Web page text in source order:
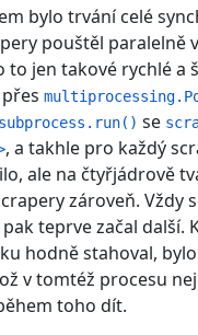
bylo trvání celé
pouštěl paralelně
to jen takové rychlé a
subprocess.run() se
, a takhle pro každý
ale na čtyřjádrově
zároveň. Vždy
teprve začal další.
hodně stahoval,
v tomtéž procesu
toho dít.